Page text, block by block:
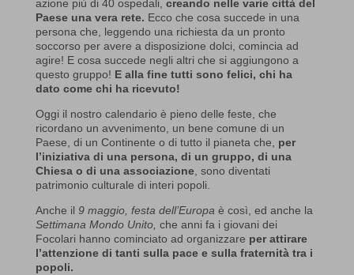
azione più di 40 ospedali, creando nelle varie città del
Paese una vera rete. Ecco che cosa succede in una
persona che, leggendo una richiesta da un pronto
soccorso per avere a disposizione dolci, comincia ad
agire! E cosa succede negli altri che si aggiungono a
questo gruppo! E alla fine tutti sono felici, chi ha
dato come chi ha ricevuto!
Oggi il nostro calendario è pieno delle feste, che
ricordano un avvenimento, un bene comune di un
Paese, di un Continente o di tutto il pianeta che, per
l’iniziativa di una persona, di un gruppo, di una
Chiesa o di una associazione, sono diventati
patrimonio culturale di interi popoli.
Anche il 9 maggio, festa dell’Europa è così, ed anche la
Settimana Mondo Unito, che anni fa i giovani dei
Focolari hanno cominciato ad organizzare per attirare
l’attenzione di tanti sulla pace e sulla fraternità tra i
popoli.